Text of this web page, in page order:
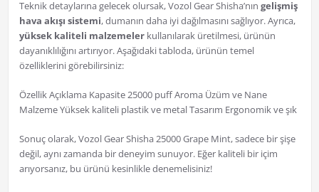
Teknik detaylarına gelecek olursak, Vozol Gear Shisha’nın gelişmiş
hava akışı sistemi, dumanın daha iyi dağılmasını sağlıyor. Ayrıca,
yüksek kaliteli malzemelerkullanılarak üretilmesi, ürünün
dayanıklılığını artırıyor. Aşağıdaki tabloda, ürünün temel
özelliklerini görebilirsiniz:
Özellik Açıklama Kapasite 25000 puff Aroma Üzüm ve Nane
Malzeme Yüksek kaliteli plastik ve metal Tasarım Ergonomik ve şık
Sonuç olarak, Vozol Gear Shisha 25000 Grape Mint, sadece bir şişe
değil, aynı zamanda bir deneyim sunuyor. Eğer kaliteli bir içim
arıyorsanız, bu ürünü kesinlikle denemelisiniz!